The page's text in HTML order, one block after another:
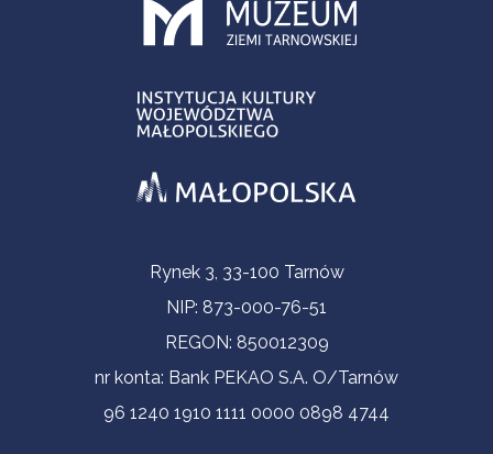
Contact InformationRynek 3, 33-100 Tarnów
NIP: 873-000-76-51
REGON: 850012309
nr konta: Bank PEKAO S.A. O/Tarnów
96 1240 1910 1111 0000 0898 4744